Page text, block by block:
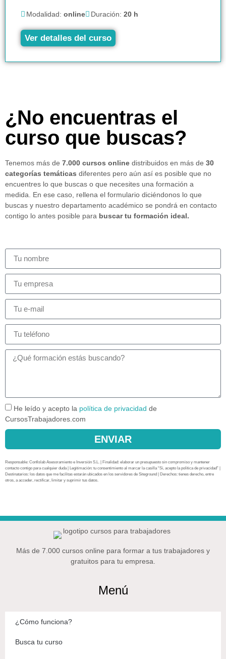
Modalidad: online Duración: 20 h
Ver detalles del curso
¿No encuentras el
curso que buscas?
Tenemos más de 7.000 cursos online distribuidos en más de 30
categorías temáticas diferentes pero aún así es posible que no
encuentres lo que buscas o que necesites una formación a
medida. En ese caso, rellena el formulario diciéndonos lo que
buscas y nuestro departamento académico se pondrá en contacto
contigo lo antes posible para buscar tu formación ideal.
He leído y acepto la política de privacidad de
CursosTrabajadores.com
ENVIAR
Responsable: Confislab Asesoramiento e Inversión S.L. | Finalidad: elaborar un presupuesto sin compromiso y mantener
contacto contigo para cualquier duda | Legitimación: tu consentimiento al marcar la casilla “Sí, acepto la política de privacidad” |
Destinatarios: los datos que me facilitas estarán ubicados en los servidores de Siteground | Derechos: tienes derecho, entre
otros, a acceder, rectificar, limitar y suprimir tus datos.
Más de 7.000 cursos online para formar a tus trabajadores y
gratuitos para tu empresa.
Menú
¿Cómo funciona?
Busca tu curso